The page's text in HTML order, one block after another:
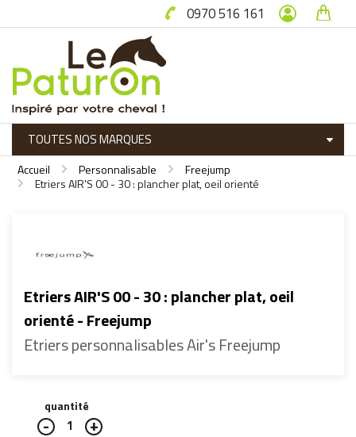
0970 516 161
Accueil Personnalisable
Freejump
Etriers AIR'S 00 - 30 : plancher plat, oeil orienté
Etriers AIR'S 00 - 30 : plancher plat, oeil
orienté - Freejump
Etriers personnalisables Air's Freejump
quantité
1